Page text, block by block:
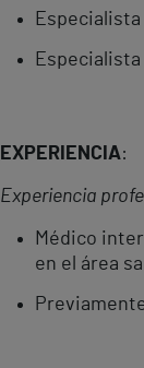
Especialista
Especialista
EXPERIENCIA:
Experiencia
Médico
en el área